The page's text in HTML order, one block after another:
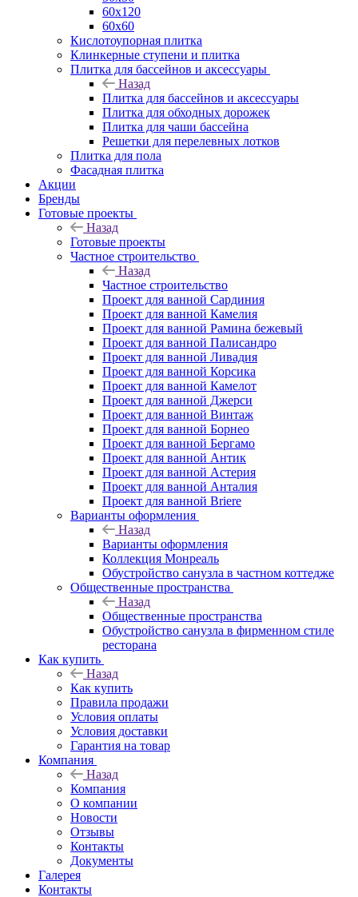
60х120
60х60
Кислотоупорная плитка
Клинкерные ступени и плитка
Плитка для бассейнов и аксессуары
Назад
Плитка для бассейнов и аксессуары
Плитка для обходных дорожек
Плитка для чаши бассейна
Решетки для перелевных лотков
Плитка для пола
Фасадная плитка
Акции
Бренды
Готовые проекты
Назад
Готовые проекты
Частное строительство
Назад
Частное строительство
Проект для ванной Сардиния
Проект для ванной Камелия
Проект для ванной Рамина бежевый
Проект для ванной Палисандро
Проект для ванной Ливадия
Проект для ванной Корсика
Проект для ванной Камелот
Проект для ванной Джерси
Проект для ванной Винтаж
Проект для ванной Борнео
Проект для ванной Бергамо
Проект для ванной Антик
Проект для ванной Астерия
Проект для ванной Анталия
Проект для ванной Briere
Варианты оформления
Назад
Варианты оформления
Коллекция Монреаль
Обустройство санузла в частном коттедже
Общественные пространства
Назад
Общественные пространства
Обустройство санузла в фирменном стиле
ресторана
Как купить
Назад
Как купить
Правила продажи
Условия оплаты
Условия доставки
Гарантия на товар
Компания
Назад
Компания
О компании
Новости
Отзывы
Контакты
Документы
Галерея
Контакты